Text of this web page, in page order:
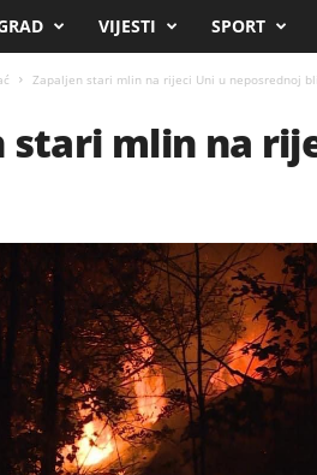
VIJESTI SPORT
Zapaljen stari mlin na rijeci Uni u neposrednoj
stari mlin na